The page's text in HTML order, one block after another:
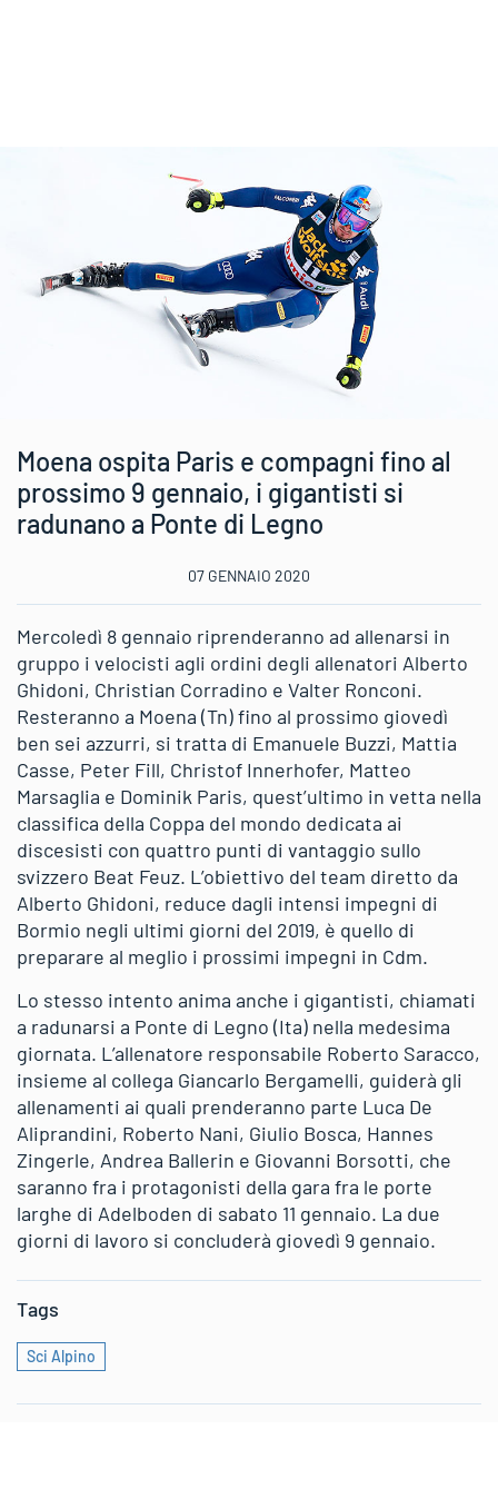
Moena ospita Paris e compagni fino al
prossimo 9 gennaio, i gigantisti si
radunano a Ponte di Legno
07 GENNAIO 2020
Mercoledì 8 gennaio riprenderanno ad allenarsi in
gruppo i velocisti agli ordini degli allenatori Alberto
Ghidoni, Christian Corradino e Valter Ronconi.
Resteranno a Moena (Tn) fino al prossimo giovedì
ben sei azzurri, si tratta di Emanuele Buzzi, Mattia
Casse, Peter Fill, Christof Innerhofer, Matteo
Marsaglia e Dominik Paris, quest’ultimo in vetta nella
classifica della Coppa del mondo dedicata ai
discesisti con quattro punti di vantaggio sullo
svizzero Beat Feuz. L’obiettivo del team diretto da
Alberto Ghidoni, reduce dagli intensi impegni di
Bormio negli ultimi giorni del 2019, è quello di
preparare al meglio i prossimi impegni in Cdm.
Lo stesso intento anima anche i gigantisti, chiamati
a radunarsi a Ponte di Legno (Ita) nella medesima
giornata. L’allenatore responsabile Roberto Saracco,
insieme al collega Giancarlo Bergamelli, guiderà gli
allenamenti ai quali prenderanno parte Luca De
Aliprandini, Roberto Nani, Giulio Bosca, Hannes
Zingerle, Andrea Ballerin e Giovanni Borsotti, che
saranno fra i protagonisti della gara fra le porte
larghe di Adelboden di sabato 11 gennaio. La due
giorni di lavoro si concluderà giovedì 9 gennaio.
Tags
Sci Alpino